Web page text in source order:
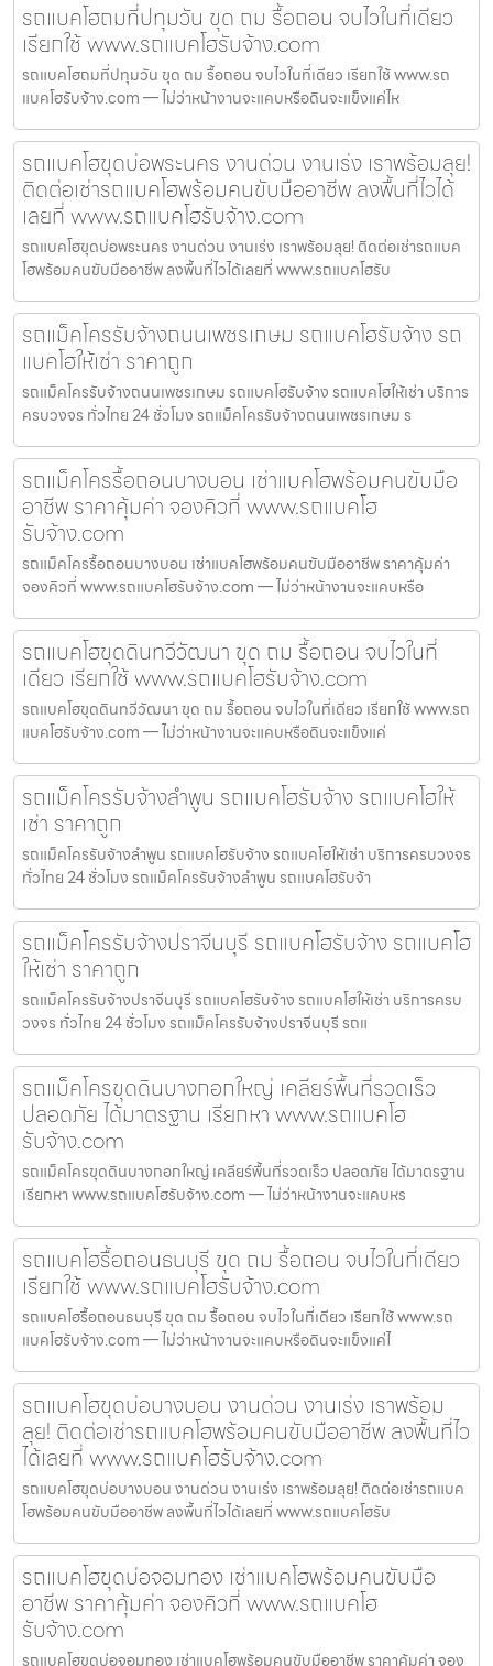
รถแบคโฮถมที่ปทุมวัน ขุด ถม รื้อถอน จบไวในที่เดียว
เรียกใช้ www.รถแบคโฮรับจ้าง.com
รถแบคโฮถมที่ปทุมวัน ขุด ถม รื้อถอน จบไวในที่เดียว เรียกใช้ www.รถ
แบคโฮรับจ้าง.com — ไม่ว่าหน้างานจะแคบหรือดินจะแข็งแค่ไห
รถแบคโฮขุดบ่อพระนคร งานด่วน งานเร่ง เราพร้อมลุย!
ติดต่อเช่ารถแบคโฮพร้อมคนขับมืออาชีพ ลงพื้นที่ไวได้
เลยที่ www.รถแบคโฮรับจ้าง.com
รถแบคโฮขุดบ่อพระนคร งานด่วน งานเร่ง เราพร้อมลุย! ติดต่อเช่ารถแบค
โฮพร้อมคนขับมืออาชีพ ลงพื้นที่ไวได้เลยที่ www.รถแบคโฮรับ
รถแม็คโครรับจ้างถนนเพชรเกษม รถแบคโฮรับจ้าง รถ
แบคโฮให้เช่า ราคาถูก
รถแม็คโครรับจ้างถนนเพชรเกษม รถแบคโฮรับจ้าง รถแบคโฮให้เช่า บริการ
ครบวงจร ทั่วไทย 24 ชั่วโมง รถแม็คโครรับจ้างถนนเพชรเกษม ร
รถแม็คโครรื้อถอนบางบอน เช่าแบคโฮพร้อมคนขับมือ
อาชีพ ราคาคุ้มค่า จองคิวที่ www.รถแบคโฮ
รับจ้าง.com
รถแม็คโครรื้อถอนบางบอน เช่าแบคโฮพร้อมคนขับมืออาชีพ ราคาคุ้มค่า
จองคิวที่ www.รถแบคโฮรับจ้าง.com — ไม่ว่าหน้างานจะแคบหรือ
รถแบคโฮขุดดินทวีวัฒนา ขุด ถม รื้อถอน จบไวในที่
เดียว เรียกใช้ www.รถแบคโฮรับจ้าง.com
รถแบคโฮขุดดินทวีวัฒนา ขุด ถม รื้อถอน จบไวในที่เดียว เรียกใช้ www.รถ
แบคโฮรับจ้าง.com — ไม่ว่าหน้างานจะแคบหรือดินจะแข็งแค่
รถแม็คโครรับจ้างลำพูน รถแบคโฮรับจ้าง รถแบคโฮให้
เช่า ราคาถูก
รถแม็คโครรับจ้างลำพูน รถแบคโฮรับจ้าง รถแบคโฮให้เช่า บริการครบวงจร
ทั่วไทย 24 ชั่วโมง รถแม็คโครรับจ้างลำพูน รถแบคโฮรับจ้า
รถแม็คโครรับจ้างปราจีนบุรี รถแบคโฮรับจ้าง รถแบคโฮ
ให้เช่า ราคาถูก
รถแม็คโครรับจ้างปราจีนบุรี รถแบคโฮรับจ้าง รถแบคโฮให้เช่า บริการครบ
วงจร ทั่วไทย 24 ชั่วโมง รถแม็คโครรับจ้างปราจีนบุรี รถแ
รถแม็คโครขุดดินบางกอกใหญ่ เคลียร์พื้นที่รวดเร็ว
ปลอดภัย ได้มาตรฐาน เรียกหา www.รถแบคโฮ
รับจ้าง.com
รถแม็คโครขุดดินบางกอกใหญ่ เคลียร์พื้นที่รวดเร็ว ปลอดภัย ได้มาตรฐาน
เรียกหา www.รถแบคโฮรับจ้าง.com — ไม่ว่าหน้างานจะแคบหร
รถแบคโฮรื้อถอนธนบุรี ขุด ถม รื้อถอน จบไวในที่เดียว
เรียกใช้ www.รถแบคโฮรับจ้าง.com
รถแบคโฮรื้อถอนธนบุรี ขุด ถม รื้อถอน จบไวในที่เดียว เรียกใช้ www.รถ
แบคโฮรับจ้าง.com — ไม่ว่าหน้างานจะแคบหรือดินจะแข็งแค่ไ
รถแบคโฮขุดบ่อบางบอน งานด่วน งานเร่ง เราพร้อม
ลุย! ติดต่อเช่ารถแบคโฮพร้อมคนขับมืออาชีพ ลงพื้นที่ไว
ได้เลยที่ www.รถแบคโฮรับจ้าง.com
รถแบคโฮขุดบ่อบางบอน งานด่วน งานเร่ง เราพร้อมลุย! ติดต่อเช่ารถแบค
โฮพร้อมคนขับมืออาชีพ ลงพื้นที่ไวได้เลยที่ www.รถแบคโฮรับ
รถแบคโฮขุดบ่อจอมทอง เช่าแบคโฮพร้อมคนขับมือ
อาชีพ ราคาคุ้มค่า จองคิวที่ www.รถแบคโฮ
รับจ้าง.com
รถแบคโฮขุดบ่อจอมทอง เช่าแบคโฮพร้อมคนขับมืออาชีพ ราคาคุ้มค่า จอง